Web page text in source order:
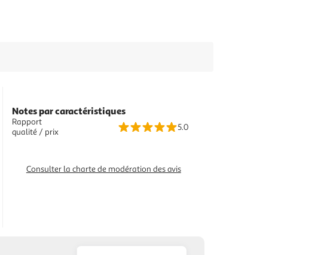
Notes par caractéristiques
Rapport
qualité / prix
5.0
Consulter la charte de modération des avis